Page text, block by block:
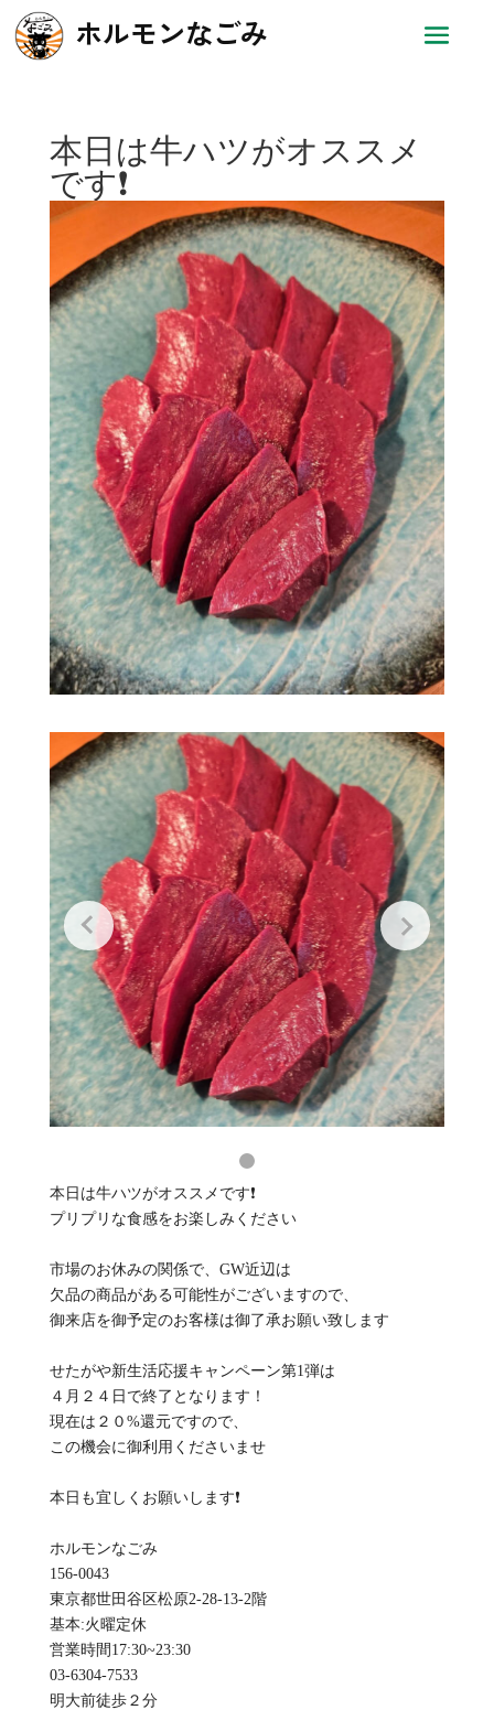
ホルモンなごみ
本日は牛ハツがオススメ
です❗
本日は牛ハツがオススメです❗
プリプリな食感をお楽しみください
市場のお休みの関係で、GW近辺は
欠品の商品がある可能性がございますので、
御来店を御予定のお客様は御了承お願い致します
せたがや新生活応援キャンペーン第1弾は
４月２４日で終了となります！
現在は２０%還元ですので、
この機会に御利用くださいませ
本日も宜しくお願いします❗
ホルモンなごみ
156-0043
東京都世田谷区松原2-28-13-2階
基本:火曜定休
️営業時間17:30~23:30
03-6304-7533
明大前徒歩２分